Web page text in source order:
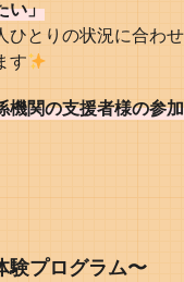
い」
ひとりの状況に合わせ
す
機関の支援者様の参加
験プログラム〜